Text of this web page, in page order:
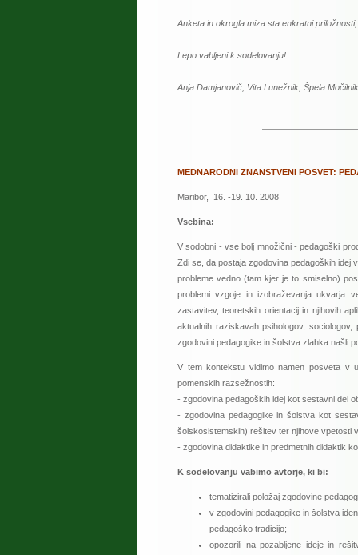
Anketa in okrogla miza sta enkratni
Lepo vabljeni k sodelovanju!
Anja Damjanovič, Vita Lunežnik, Špela
MEDNARODNI ZNANSTVENI POSVET:
Maribor, 16. -19. 10. 2008
Vsebina:
V sodobni - vse bolj množični - pedagoški
Zdi se, da postaja zgodovina pedagoških idej
probleme vedno (tam kjer je to smiselno)
problemi vzgoje in izobraževanja ukvarja
zastavitev, teoretskih orientacij in njihovih
aktualnih raziskavah psihologov,
zgodovini pedagogike in šolstva zlahka našli
V tem kontekstu vidimo namen posveta v
pomenskih razsežnostih:
- zgodovina pedagoških idej kot sestavni del
- zgodovina pedagogike in šolstva kot
šolskosistemskih) rešitev ter njihove vpetosti
- zgodovina didaktike in predmetnih didaktik
K sodelovanju vabimo avtorje, ki bi:
tematizirali položaj zgodovine
v zgodovini pedagogike in šolstva
pedagoško tradicijo;
opozorili na pozabljene ideje in